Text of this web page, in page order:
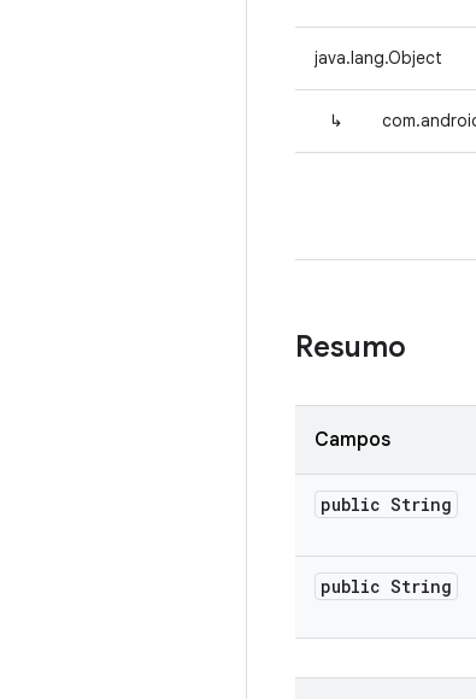
java.lang.Object
↳
Resumo
Campos
public String
public String